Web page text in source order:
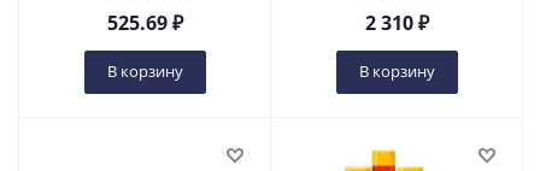
525.69₽
В корзину
2 310₽
В корзину